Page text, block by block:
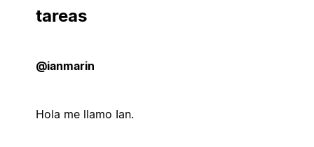
tareas
@ianmarin
Hola me llamo Ian.